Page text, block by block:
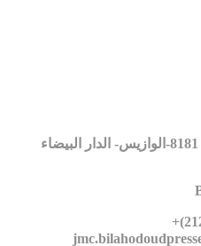
عنوان المراسلة : صندوق البريد, 8181-الوازيس- الدار البيضاء